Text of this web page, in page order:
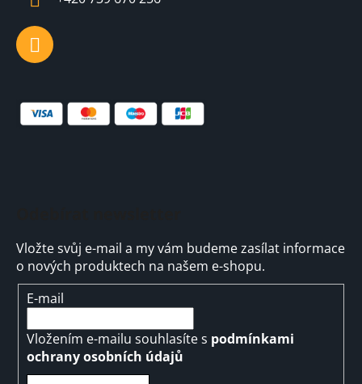
Vložte svůj e-mail a my vám budeme zasílat informace
o nových produktech na našem e-shopu.
E-mail
Vložením e-mailu souhlasíte s podmínkami
ochrany osobních údajů